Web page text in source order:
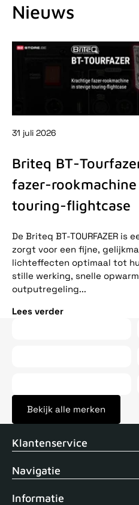
Nieuws
31 juli 2026
Briteq BT-
fazer-
touring-flightcase
De Briteq BT-TOURFAZER
zorgt voor een fijne,
lichteffecten optimaal tot
stille werking, snelle
outputregeling...
Lees verder
Bekijk alle merken
Voor 15uur besteld, zelfde dag
Klantenservice
Navigatie
Informatie